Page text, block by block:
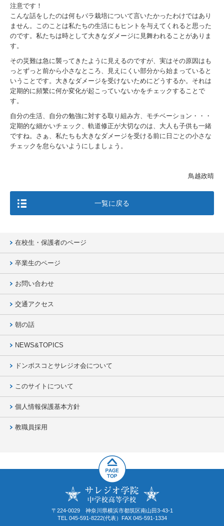
注意です！
こんな話をしたのは何もバラ栽培について言いたかったわけではあり
ません。このことは私たちの生活にもヒントを与えてくれると思った
のです。私たちは時として大きなダメージに見舞われることがありま
す。
その災難は急に襲ってきたように見えるのですが、実はその原因はも
っとずっと前から小さなところ、見えにくい部分から始まっていると
いうことです。大きなダメージを受けないためにどうするか。それは
定期的に頻繁に何か変化が起こっていないかをチェックすることで
す。
自分の生活、自分の勉強に対する取り組み方、モチベーション・・・
定期的な細かいチェック、軌道修正が大切なのは、大人も子供も一緒
ですね。さぁ、私たちも大きなダメージを受ける前に日ごとの小さな
チェックを怠らないようにしましょう。
鳥越政晴
一覧に戻る
在校生・保護者のページ
卒業生のページ
お問い合わせ
交通アクセス
朝の話
NEWS&TOPICS
ドンボスコとサレジオ会について
このサイトについて
個人情報保護基本方針
教職員採用
〒224-0029 神奈川県横浜市都筑区南山田3-43-1
TEL 045-591-8222(代表）FAX 045-591-1334